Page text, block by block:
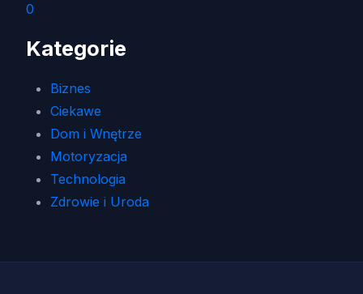
0
Kategorie
Biznes
Ciekawe
Dom i Wnętrze
Motoryzacja
Technologia
Zdrowie i Uroda